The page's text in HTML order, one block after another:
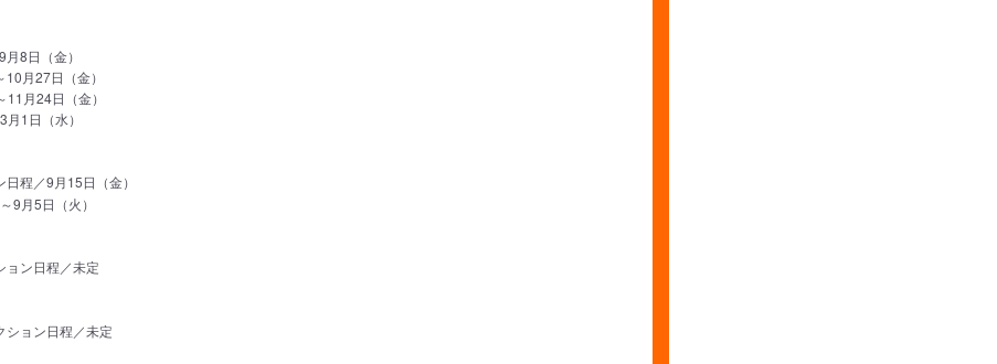
8日（金）
月27日（金）
月24日（金）
1日（水）
日程／9月15日（金）
9月5日（火）
ョン日程／未定
ション日程／未定